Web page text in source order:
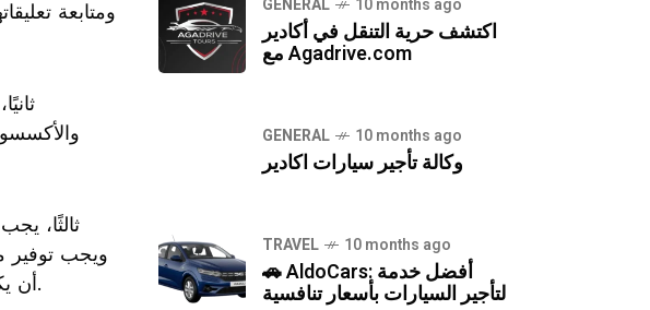
ومتابعة
ثالثًا،
ويجب توفير
أن يكون لديهم القدرة على تقديم المشورة والمساعدة للعملاء في اختيار المنتجات المناسبة.
اكتشف حرية التنقل في أكادير
مع Agadrive.com
GENERAL 10 months ago
وكالة تأجير سيارات اكادير
TRAVEL 10 months ago
🚗 AldoCars: أفضل خدمة
لتأجير السيارات بأسعار تنافسية